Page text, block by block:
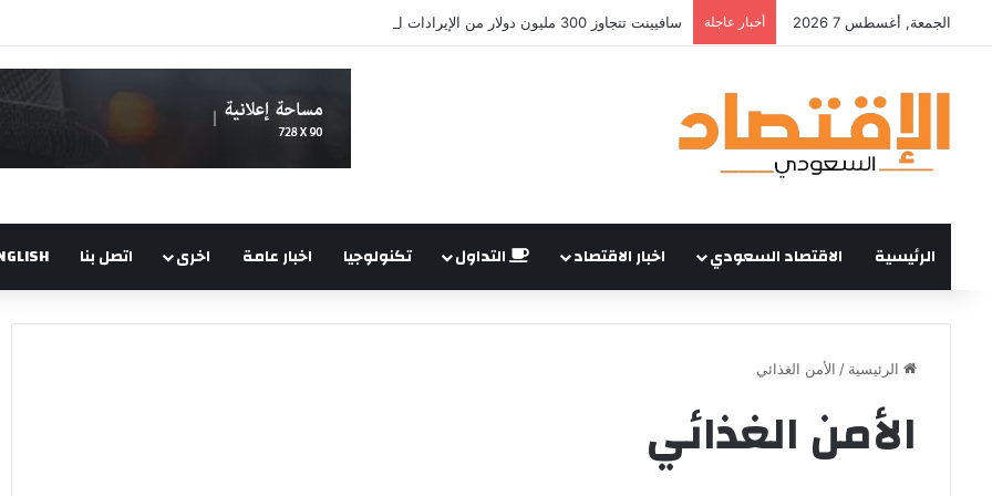
الجمعة, أغسطس 7 2026 أخبار عاجلة
الرئيسية الاقتصاد السعودي اخبار الاقتصاد التداول تكنولوجيا اخبار عامة اخرى اتصل بنا
الرئيسية / الأمن الغذائي
الأمن الغذائي